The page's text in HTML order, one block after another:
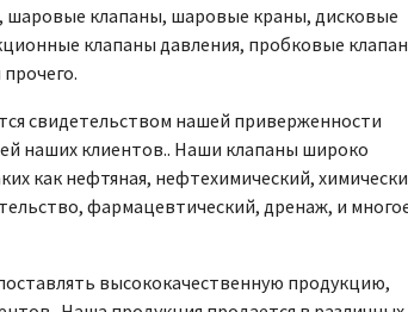
шаровые клапаны, шаровые краны, дисковые
клапаны давления, пробковые
свидетельством нашей приверженности
наших клиентов.. Наши клапаны широко
как нефтяная, нефтехимический,
фармацевтический, дренаж, и
высококачественную продукцию,